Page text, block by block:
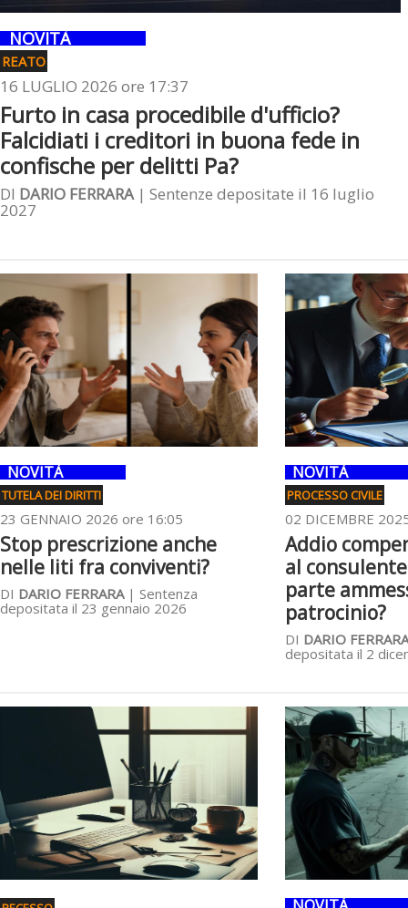
NOVITÀ
REATO
16 LUGLIO 2026 ore 17:37
Furto in casa procedibile d'ufficio?
Falcidiati i creditori in buona fede in
confische per delitti Pa?
DI DARIO FERRARA| Sentenze depositate il 16 luglio
2027
NOVITÀ
TUTELA DEI DIRITTI
23 GENNAIO 2026 ore 16:05
Stop prescrizione anche
nelle liti fra conviventi?
DI DARIO FERRARA| Sentenza
depositata il 23 gennaio 2026
NOVITÀ
PROCESSO CIVILE
02 DICEMBRE
Addio
al
parte
patrocinio?
DI DARIO FERRARA
depositata il 2